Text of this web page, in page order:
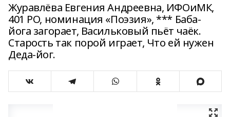
Журавлёва Евгения Андреевна, ИФОиМК,
401 РО, номинация «Поэзия», *** Баба-
йога загорает, Васильковый пьёт чаёк.
Старость так порой играет, Что ей нужен
Деда-йог.